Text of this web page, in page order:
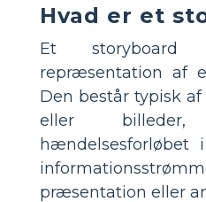
Hvad er et
Et
repræsentation af
Den består typisk
eller
præsentation eller